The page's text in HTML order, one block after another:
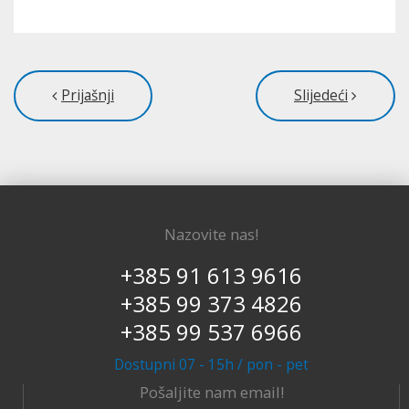
Prijašnji Slijedeći
Nazovite nas!
+385 91 613 9616
+385 99 373 4826
+385 99 537 6966
Dostupni 07 - 15h / pon - pet
Pošaljite nam email!